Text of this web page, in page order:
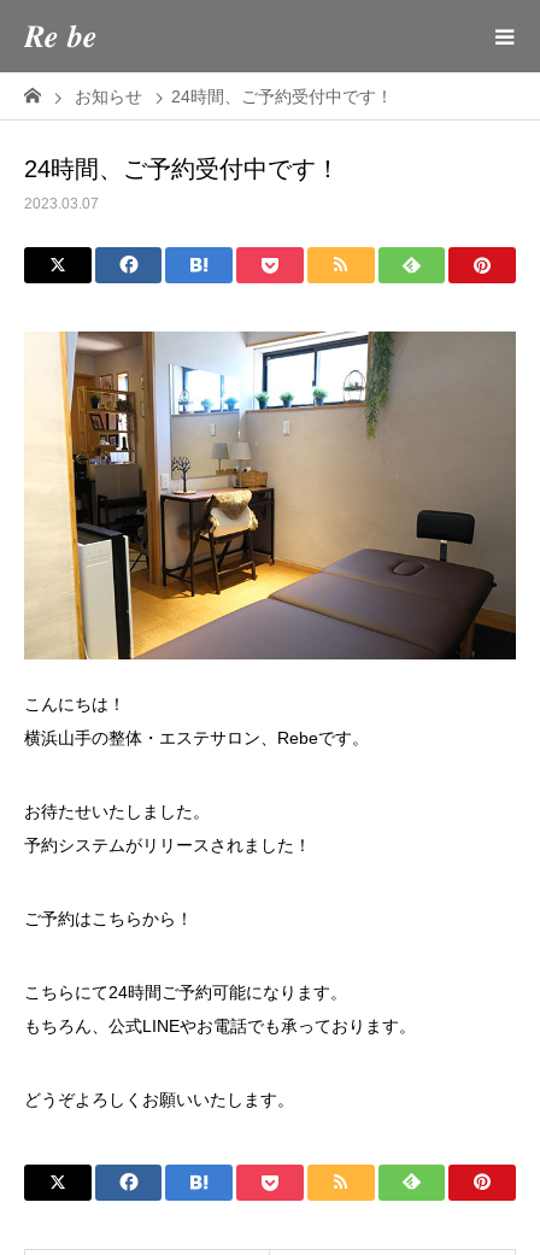
𝑹𝒆 𝒃𝒆
お知らせ 24時間、ご予約受付中です！
24時間、ご予約受付中です！
2023.03.07
こんにちは！
横浜山手の整体・エステサロン、Rebeです。
お待たせいたしました。
予約システムがリリースされました！
ご予約はこちらから！
こちらにて24時間ご予約可能になります。
もちろん、公式LINEやお電話でも承っております。
どうぞよろしくお願いいたします。